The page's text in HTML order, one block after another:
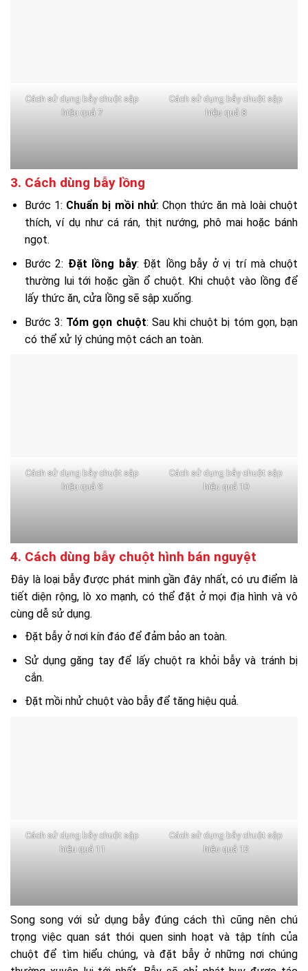
Cách sử dụng bẫy chuột sập
hiệu quả 7
Cách sử dụng bẫy chuột sập
hiệu quả 8
3. Cách dùng bẫy lồng
Bước 1: Chuẩn bị mồi nhử: Chọn thức ăn mà loài chuột
thích, ví dụ như cá rán, thịt nướng, phô mai hoặc bánh
ngọt.
Bước 2: Đặt lồng bẫy: Đặt lồng bẫy ở vị trí mà chuột
thường lui tới hoặc gần ổ chuột. Khi chuột vào lồng để
lấy thức ăn, cửa lồng sẽ sập xuống.
Bước 3: Tóm gọn chuột: Sau khi chuột bị tóm gọn, bạn
có thể xử lý chúng một cách an toàn.
Cách sử dụng bẫy chuột sập
hiệu quả 9
Cách sử dụng bẫy chuột sập
hiệu quả 10
4. Cách dùng bẫy chuột hình bán nguyệt
Đây là loại bẫy được phát minh gần đây nhất, có ưu điểm là
tiết diện rộng, lò xo mạnh, có thể đặt ở mọi địa hình và vô
cùng dễ sử dụng.
Đặt bẫy ở nơi kín đáo để đảm bảo an toàn.
Sử dụng găng tay để lấy chuột ra khỏi bẫy và tránh bị
cắn.
Đặt mồi nhử chuột vào bẫy để tăng hiệu quả.
Cách sử dụng bẫy chuột sập
hiệu quả 11
Cách sử dụng bẫy chuột sập
hiệu quả 12
Song song với sử dụng bẫy đúng cách thì cũng nên chú
trọng việc quan sát thói quen sinh hoạt và tập tính của
chuột để tìm hiểu chúng, và đặt bẫy ở những nơi chúng